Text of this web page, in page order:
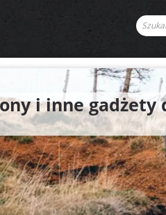
i inne gadżety